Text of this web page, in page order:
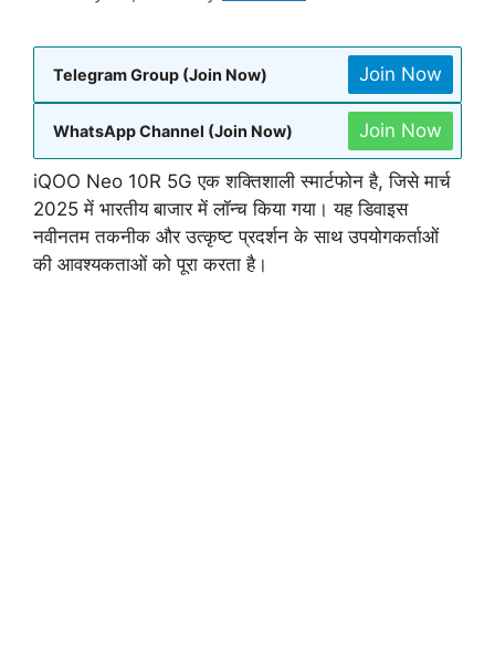
Telegram Group (Join Now) Join Now
WhatsApp Channel (Join Now) Join Now
iQOO Neo 10R 5G एक शक्तिशाली स्मार्टफोन है, जिसे मार्च
2025 में भारतीय बाजार में लॉन्च किया गया। यह डिवाइस
नवीनतम तकनीक और उत्कृष्ट प्रदर्शन के साथ उपयोगकर्ताओं
की आवश्यकताओं को पूरा करता है।